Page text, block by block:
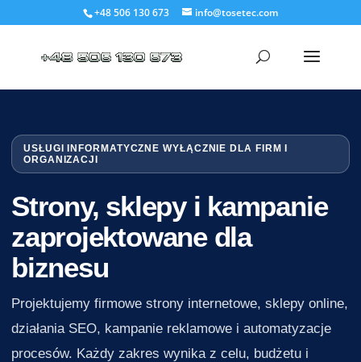
+48 506 130 673 info@tosetec.com
USŁUGI INFORMATYCZNE WYŁĄCZNIE DLA FIRM I
ORGANIZACJI
Strony, sklepy i kampanie
zaprojektowane dla
biznesu
Projektujemy firmowe strony internetowe, sklepy online,
działania SEO, kampanie reklamowe i automatyzacje
procesów. Każdy zakres wynika z celu, budżetu i